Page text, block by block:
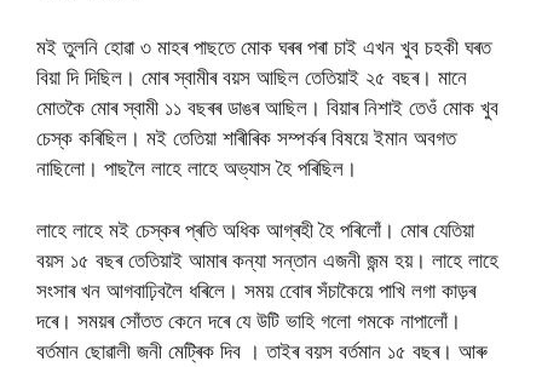
মই তুলনি হোৱা ৩ মাহৰ পাছতে মোক ঘৰৰ পৰা চাই এখন খুব চহকী ঘৰত
বিয়া দি দিছিল। মোৰ স্বামীৰ বয়স আছিল তেতিয়াই ২৫ বছৰ। মানে
মোতকৈ মোৰ স্বামী ১১ বছৰৰ ডাঙৰ আছিল। বিয়াৰ নিশাই তেওঁ মোক খুব
চেস্ক কৰিছিল। মই তেতিয়া শাৰীৰিক সম্পৰ্কৰ বিষয়ে ইমান অবগত
নাছিলো। পাছলৈ লাহে লাহে অভ্যাস হৈ পৰিছিল।
লাহে লাহে মই চেস্কৰ প্ৰতি অধিক আগ্ৰহী হৈ পৰিলোঁ। মোৰ যেতিয়া
বয়স ১৫ বছৰ তেতিয়াই আমাৰ কন্যা সন্তান এজনী জন্ম হয়। লাহে লাহে
সংসাৰ খন আগবাঢ়িবলৈ ধৰিলে। সময় বোেৰ সঁচাকৈয়ে পাখি লগা কাড়ৰ
দৰে। সময়ৰ সোঁতত কেনে দৰে যে উটি ভাহি গলো গমকে নাপালোঁ।
বর্তমান ছোৱালী জনী মেট্ৰিক দিব । তাইৰ বয়স বর্তমান ১৫ বছৰ। আৰু